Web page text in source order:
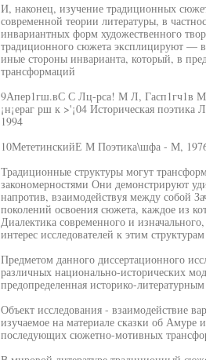
И, наконец, изучение традиционных
современной теории литературы, в
инвариантных форм художественного
традиционного сюжета эксплицируют —
иные стороны инварианта, который, в
трансформаций
9Апер1гш.вС С Лц-рса! М Л, Гасп1гч1в
¡н¡ераг рш к >'¡04 Историческая
1994
10МететинскийЕ М Поэтика\шфа - М,
Традиционные структуры могут
закономерностями Они демонстрируют
напротив, взаимодействуя между собой
поколений освоения сюжета, каждое из
Диалектика современного и
интерес исследователей к этим структурам
Предметом данного диссертационного
различных национально-исторических
предопределенная историко-
Объект исследования - взаимодействие
изучаемое на материале сказки об
последующих сюжетно-мотивных